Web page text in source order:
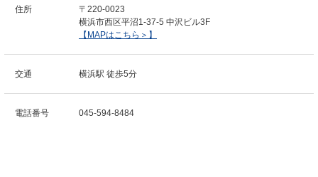
住所
〒220-0023
横浜市西区平沼1-37-5 中沢ビル3F
【MAPはこちら＞】
交通 横浜駅 徒歩5分
電話番号 045-594-8484